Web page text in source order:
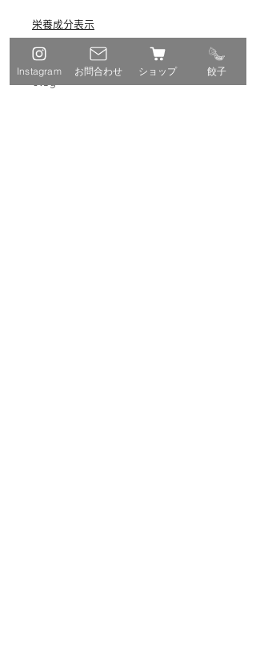
栄養成分表示
質2.0g、炭水化物4.7g、食塩相当量
Instagram お問合わせ ショップ 餃子